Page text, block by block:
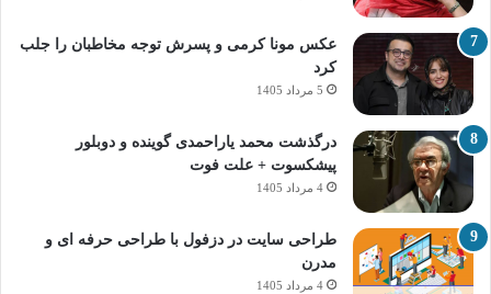
عکس مونا کرمی و پسرش توجه مخاطبان را جلب
کرد
5 مرداد 1405
درگذشت محمد یاراحمدی گوینده و دوبلور
پیشکسوت + علت فوت
4 مرداد 1405
طراحی سایت در دزفول با طراحی حرفه‌ ای و
مدرن
4 مرداد 1405